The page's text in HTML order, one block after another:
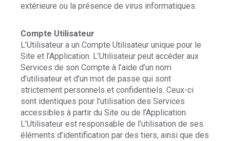
extérieure ou la présence de virus informatiques.
Compte Utilisateur
L’Utilisateur a un Compte Utilisateur unique pour le
Site et l’Application. L’Utilisateur peut accéder aux
Services de son Compte à l’aide d’un nom
d’utilisateur et d’un mot de passe qui sont
strictement personnels et confidentiels. Ceux-ci
sont identiques pour l’utilisation des Services
accessibles à partir du Site ou de l’Application.
L’Utilisateur est responsable de l’utilisation de ses
éléments d’identification par des tiers, ainsi que des